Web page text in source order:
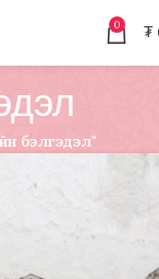
0
₮
бэлгэдэл"